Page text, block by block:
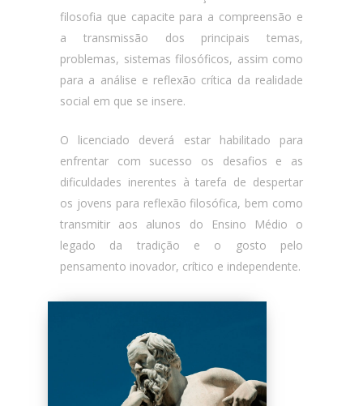
filosofia que capacite para a compreensão e
a transmissão dos principais temas,
problemas, sistemas filosóficos, assim como
para a análise e reflexão crítica da realidade
social em que se insere.
O licenciado deverá estar habilitado para
enfrentar com sucesso os desafios e as
dificuldades inerentes à tarefa de despertar
os jovens para reflexão filosófica, bem como
transmitir aos alunos do Ensino Médio o
legado da tradição e o gosto pelo
pensamento inovador, crítico e independente.